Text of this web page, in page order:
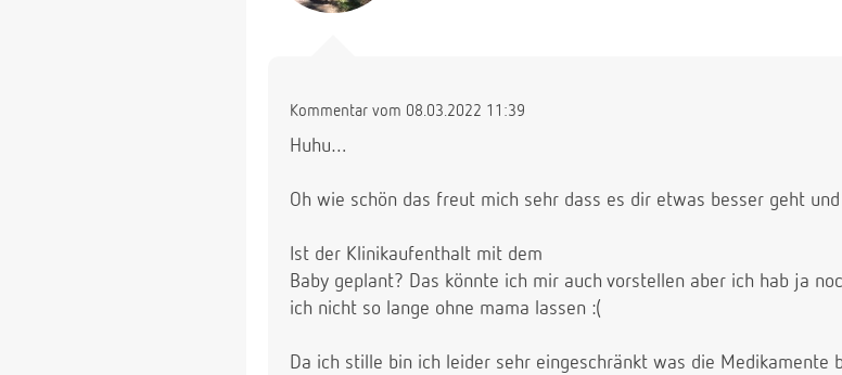
Kommentar vom 08.03.2022 11:39
Huhu…
Oh wie schön das freut mich sehr dass es dir etwas besser geht
Ist der Klinikaufenthalt mit dem
Baby geplant? Das könnte ich mir auch vorstellen aber ich hab ja
ich nicht so lange ohne mama lassen :(
Da ich stille bin ich leider sehr eingeschränkt was die Medikamente